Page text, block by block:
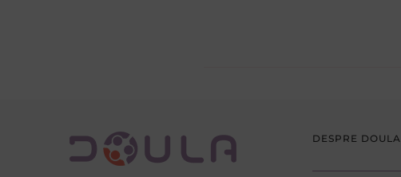
DESPRE DOULA